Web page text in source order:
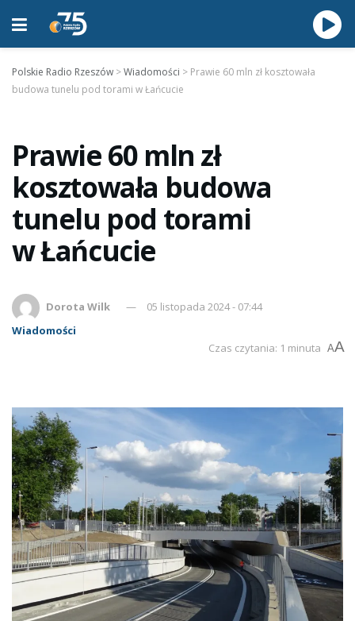
Polskie Radio Rzeszów >Wiadomości > Prawie 60 mln zł kosztowała
budowa tunelu pod torami w Łańcucie
Prawie 60 mln zł
kosztowała budowa
tunelu pod torami
w Łańcucie
Dorota Wilk
05 listopada 2024 - 07:44
Wiadomości
Czas czytania: 1 minuta AA